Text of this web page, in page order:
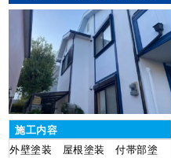
施工内容
外壁塗装 屋根塗装 付帯部塗